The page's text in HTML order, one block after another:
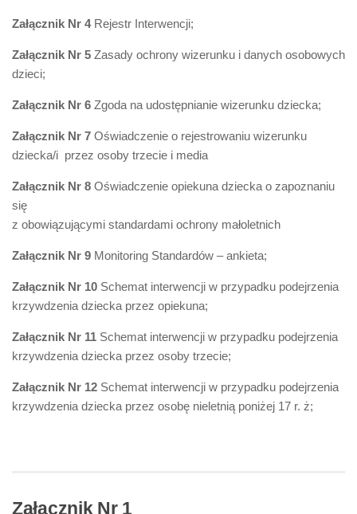
Załącznik Nr 4Rejestr Interwencji;
Załącznik Nr 5 Zasady ochrony wizerunku i danych osobowych
dzieci;
Załącznik Nr 6 Zgoda na udostępnianie wizerunku dziecka;
Załącznik Nr 7 Oświadczenie o rejestrowaniu wizerunku
dziecka/i przez osoby trzecie i media
Załącznik Nr 8 Oświadczenie opiekuna dziecka o zapoznaniu
się
z obowiązującymi standardami ochrony małoletnich
Załącznik Nr 9 Monitoring Standardów – ankieta;
Załącznik Nr 10 Schemat interwencji w przypadku podejrzenia
krzywdzenia dziecka przez opiekuna;
Załącznik Nr 11 Schemat interwencji w przypadku podejrzenia
krzywdzenia dziecka przez osoby trzecie;
Załącznik Nr 12 Schemat interwencji w przypadku podejrzenia
krzywdzenia dziecka przez osobę nieletnią poniżej 17 r. ż;
Załącznik Nr 1